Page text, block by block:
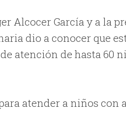
Alcocer García y a la
dio a conocer que
atención de hasta 60
atender a niños con